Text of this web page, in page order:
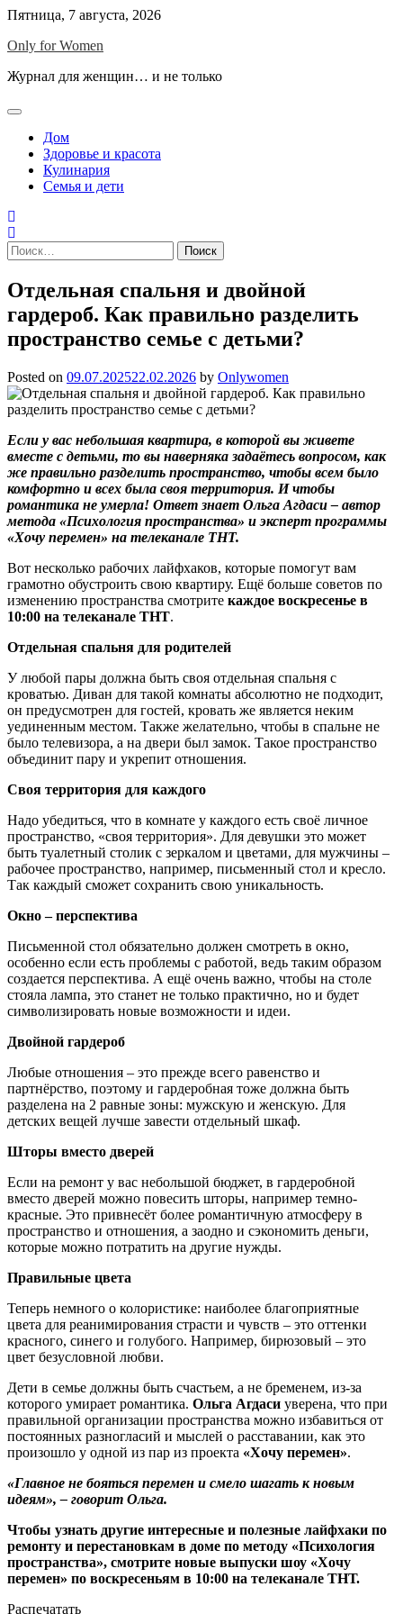
Skip
content
Пятница, 7 августа, 2026
Only for Women
Журнал для женщин… и не только
Дом
Здоровье и красота
Кулинария
Семья и дети
Найти:
Отдельная спальня и двойной
гардероб. Как правильно разделить
пространство семье с детьми?
Posted on 09.07.202522.02.2026 by Onlywomen
Если у вас небольшая квартира, в которой вы живете
вместе с детьми, то вы наверняка задаётесь вопросом, как
же правильно разделить пространство, чтобы всем было
комфортно и всех была своя территория. И чтобы
романтика не умерла! Ответ знает Ольга Агдаси – автор
метода «Психология пространства» и эксперт программы
«Хочу перемен» на телеканале ТНТ.
Вот несколько рабочих лайфхаков, которые помогут вам
грамотно обустроить свою квартиру. Ещё больше советов по
изменению пространства смотрите каждое воскресенье в
10:00 на телеканале ТНТ.
Отдельная спальня для родителей
У любой пары должна быть своя отдельная спальня с
кроватью. Диван для такой комнаты абсолютно не подходит,
он предусмотрен для гостей, кровать же является неким
уединенным местом. Также желательно, чтобы в спальне не
было телевизора, а на двери был замок. Такое пространство
объединит пару и укрепит отношения.
Своя территория для каждого
Надо убедиться, что в комнате у каждого есть своё личное
пространство, «своя территория». Для девушки это может
быть туалетный столик с зеркалом и цветами, для мужчины –
рабочее пространство, например, письменный стол и кресло.
Так каждый сможет сохранить свою уникальность.
Окно – перспектива
Письменной стол обязательно должен смотреть в окно,
особенно если есть проблемы с работой, ведь таким образом
создается перспектива. А ещё очень важно, чтобы на столе
стояла лампа, это станет не только практично, но и будет
символизировать новые возможности и идеи.
Двойной гардероб
Любые отношения – это прежде всего равенство и
партнёрство, поэтому и гардеробная тоже должна быть
разделена на 2 равные зоны: мужскую и женскую. Для
детских вещей лучше завести отдельный шкаф.
Шторы вместо дверей
Если на ремонт у вас небольшой бюджет, в гардеробной
вместо дверей можно повесить шторы, например темно-
красные. Это привнесёт более романтичную атмосферу в
пространство и отношения, а заодно и сэкономить деньги,
которые можно потратить на другие нужды.
Правильные цвета
Теперь немного о колористике: наиболее благоприятные
цвета для реанимирования страсти и чувств – это оттенки
красного, синего и голубого. Например, бирюзовый – это
цвет безусловной любви.
Дети в семье должны быть счастьем, а не бременем, из-за
которого умирает романтика. Ольга Агдаси уверена, что при
правильной организации пространства можно избавиться от
постоянных разногласий и мыслей о расставании, как это
произошло у одной из пар из проекта «Хочу перемен».
«Главное не бояться перемен и смело шагать к новым
идеям», – говорит Ольга.
Чтобы узнать другие интересные и полезные лайфхаки по
ремонту и перестановкам в доме по методу «Психология
пространства», смотрите новые выпуски шоу «Хочу
перемен» по воскресеньям в 10:00 на телеканале ТНТ.
Распечатать